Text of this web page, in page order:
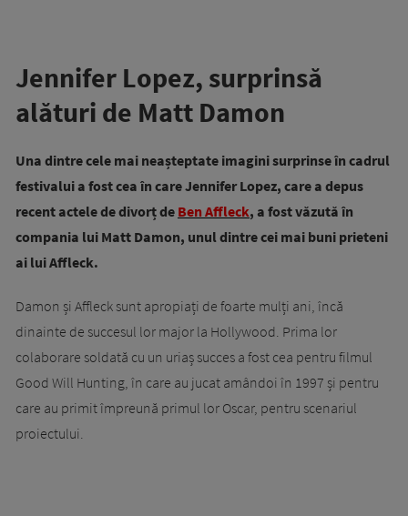
Jennifer Lopez, surprinsă
alături de Matt Damon
Una dintre cele mai neașteptate imagini surprinse în cadrul
festivalui a fost cea în care Jennifer Lopez, care a depus
recent actele de divorț de Ben Affleck, a fost văzută în
compania lui Matt Damon, unul dintre cei mai buni prieteni
ai lui Affleck.
Damon și Affleck sunt apropiați de foarte mulți ani, încă
dinainte de succesul lor major la Hollywood. Prima lor
colaborare soldată cu un uriaș succes a fost cea pentru filmul
Good Will Hunting, în care au jucat amândoi în 1997 și pentru
care au primit împreună primul lor Oscar, pentru scenariul
proiectului.